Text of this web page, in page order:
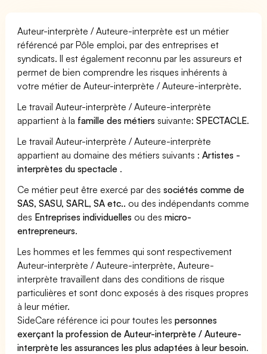
Auteur-interprète / Auteure-interprète est un métier
référencé par Pôle emploi, par des entreprises et
syndicats. Il est également reconnu par les assureurs et
permet de bien comprendre les risques inhérents à
votre métier de Auteur-interprète / Auteure-interprète.
Le travail Auteur-interprète / Auteure-interprète
appartient à la famille des métiers suivante:SPECTACLE.
Le travail Auteur-interprète / Auteure-interprète
appartient au domaine des métiers suivants :Artistes -
interprètes du spectacle .
Ce métier peut être exercé par dessociétés comme de
SAS, SASU, SARL, SA etc.. ou des indépendants comme
des Entreprises individuelles ou desmicro-
entrepreneurs.
Les hommes et les femmes qui sont respectivement
Auteur-interprète / Auteure-interprète, Auteure-
interprète travaillent dans des conditions de risque
particulières et sont donc exposés à des risques propres
à leur métier.
SideCare référence ici pour toutes lespersonnes
exerçant la profession de Auteur-interprète / Auteure-
interprète les assurances les plus adaptées à leur besoin.